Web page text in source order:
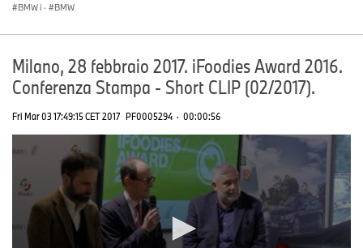
BMW i · BMW
Milano, 28 febbraio 2017. iFoodies Award 2016.
Conferenza Stampa - Short CLIP (02/2017).
Fri Mar 03 17:49:15 CET 2017 PF0005294 · 00:00:56